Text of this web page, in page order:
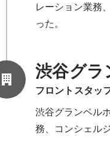
レーション業務
渋谷グ
フロントスタ
渋谷グランベル
務、コンシェル